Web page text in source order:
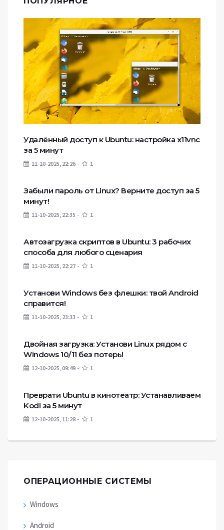
Удалённый доступ к Ubuntu: настройка x11vnc
за 5 минут
11-10-2025, 22:26 1
Забыли пароль от Linux? Верните доступ за 5
минут!
11-10-2025, 22:35 1
Автозагрузка скриптов в Ubuntu: 3 рабочих
способа для любого сценария
11-10-2025, 22:27 1
Установи Windows без флешки: твой Android
справится!
11-10-2025, 23:33 1
Двойная загрузка: Установи Linux рядом с
Windows 10/11 без потерь!
12-10-2025, 09:49 1
Преврати Ubuntu в кинотеатр: Устанавливаем
Kodi за 5 минут
12-10-2025, 11:28 1
ОПЕРАЦИОННЫЕ СИСТЕМЫ
Windows
Android